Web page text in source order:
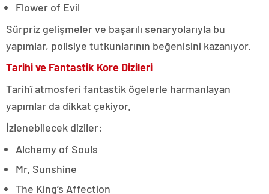
Flower of Evil
Sürpriz gelişmeler ve başarılı senaryolarıyla bu
yapımlar, polisiye tutkunlarının beğenisini kazanıyor.
Tarihi ve Fantastik Kore Dizileri
Tarihî atmosferi fantastik ögelerle harmanlayan
yapımlar da dikkat çekiyor.
İzlenebilecek diziler:
Alchemy of Souls
Mr. Sunshine
The King’s Affection